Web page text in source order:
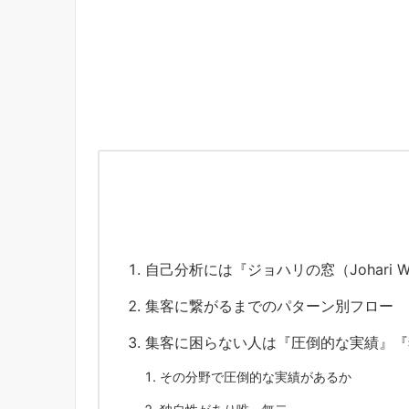
自己分析には『ジョハリの窓（Johari
集客に繋がるまでのパターン別フロー
集客に困らない人は『圧倒的な実績』
その分野で圧倒的な実績があるか